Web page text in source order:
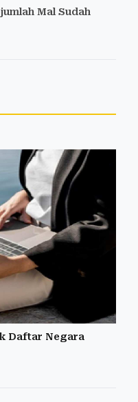
Mal Sudah
Daftar Negara